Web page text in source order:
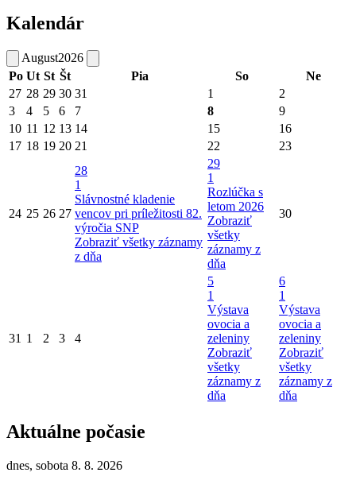
Kalendár
August2026
Po Ut St Št Pia So
Ne
27 28 29 30 31 1
2
3
4 5 6 7 8
9
10 11 12 13 14 15
16
17 18 19 20 21 22 23
24 25 26 27
28
1
Slávnostné kladenie
vencov pri príležitosti 82.
výročia SNP
Zobraziť všetky záznamy
z dňa
29
1
Rozlúčka s
letom 2026
Zobraziť
všetky
záznamy z
dňa
30
31 1 2 3 4
5
1
Výstava
ovocia a
zeleniny
Zobraziť
všetky
záznamy z
dňa
6
1
Výstava
ovocia a
zeleniny
Zobraziť
všetky
záznamy z
dňa
Aktuálne počasie
dnes, sobota 8. 8. 2026